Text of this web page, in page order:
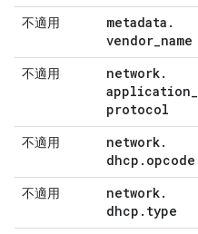
不適用 metadata .
vendor_name
不適用 network.
application_
protocol
不適用 network.
dhcp . opcode
不適用 network.
dhcp . type